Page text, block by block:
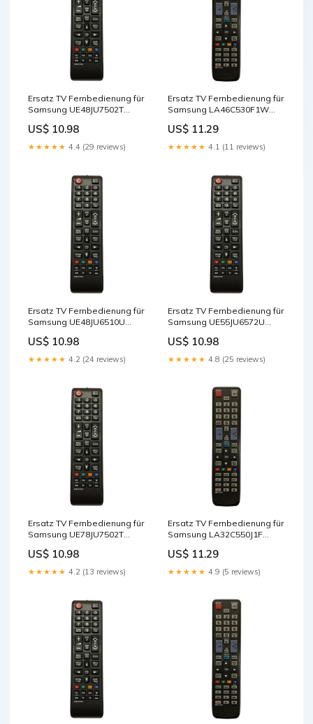
Ersatz TV Fernbedienung für
Samsung UE48JU7502T
US$ 10.98
★★★★★ 4.4 (29 reviews)
Ersatz TV Fernbedienung für
Samsung LA46C530F1W
US$ 11.29
★★★★★ 4.1 (11 reviews)
Ersatz TV Fernbedienung für
Samsung UE48JU6510U
US$ 10.98
★★★★★ 4.2 (24 reviews)
Ersatz TV Fernbedienung für
Samsung UE55JU6572U
US$ 10.98
★★★★★ 4.8 (25 reviews)
Ersatz TV Fernbedienung für
Samsung UE78JU7502T
US$ 10.98
★★★★★ 4.2 (13 reviews)
Ersatz TV Fernbedienung für
Samsung LA32C550J1F
US$ 11.29
★★★★★ 4.9 (5 reviews)